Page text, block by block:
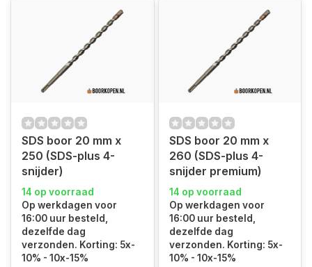
SDS boor 20 mm x
250 (SDS-plus 4-
snijder)
14 op voorraad
Op werkdagen voor
16:00 uur besteld,
dezelfde dag
verzonden. Korting: 5x-
10% - 10x-15%
SDS boor 20 mm x
260 (SDS-plus 4-
snijder premium)
14 op voorraad
Op werkdagen voor
16:00 uur besteld,
dezelfde dag
verzonden. Korting: 5x-
10% - 10x-15%